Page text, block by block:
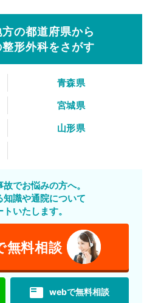
の都道府県から
形外科をさがす
青森県
宮城県
山形県
でお悩みの方へ。
識や通院について
いたします。
無料相談
featured_play_list webで無料相談